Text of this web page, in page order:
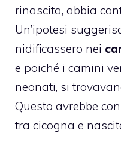
rinascita, abbia
Un’ipotesi
nidificassero nei
e poiché i camini
neonati, si
Questo avrebbe
tra cicogna e